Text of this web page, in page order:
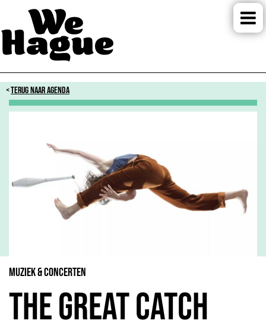
TERUG NAAR AGENDA
Muziek & Concerten
The Great Catch